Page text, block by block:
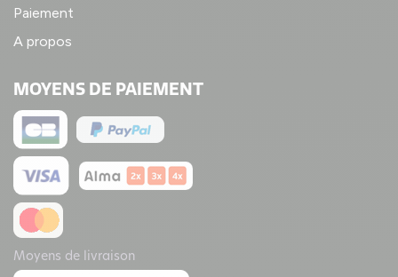
Paiement
A propos
MOYENS DE PAIEMENT
Moyens de livraison